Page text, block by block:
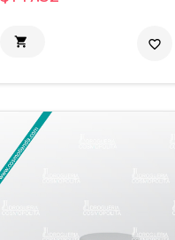
 favorite_border